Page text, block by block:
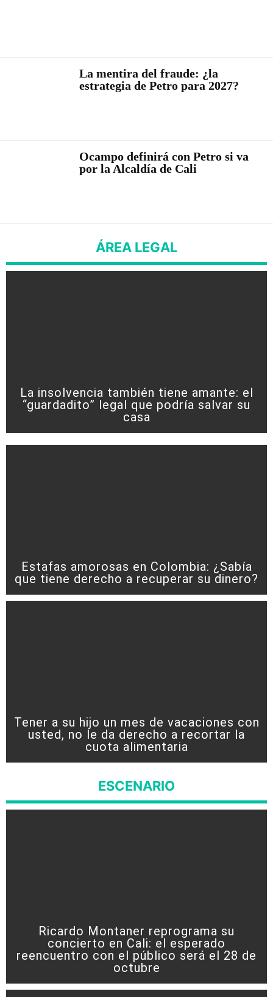
La mentira del fraude: ¿la
estrategia de Petro para 2027?
Ocampo definirá con Petro si va
por la Alcaldía de Cali
ÁREA LEGAL
La insolvencia también tiene amante: el
“guardadito” legal que podría salvar su
casa
Estafas amorosas en Colombia: ¿Sabía
que tiene derecho a recuperar su dinero?
Tener a su hijo un mes de vacaciones con
usted, no le da derecho a recortar la
cuota alimentaria
ESCENARIO
Ricardo Montaner reprograma su
concierto en Cali: el esperado
reencuentro con el público será el 28 de
octubre